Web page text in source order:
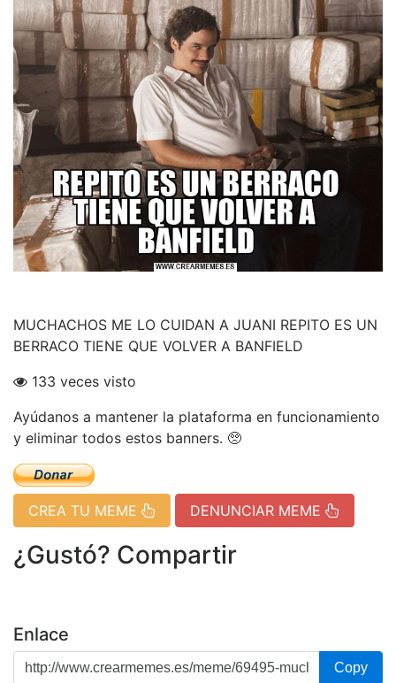
MUCHACHOS ME LO CUIDAN A JUANI REPITO ES UN
BERRACO TIENE QUE VOLVER A BANFIELD
133 veces visto
Ayúdanos a mantener la plataforma en funcionamiento
y eliminar todos estos banners. 🥺
CREA TU MEME DENUNCIAR MEME
¿Gustó? Compartir
Enlace
Copy